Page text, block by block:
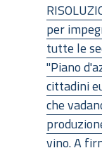
per
tutte le
"Piano
cittadini
che
vino. A